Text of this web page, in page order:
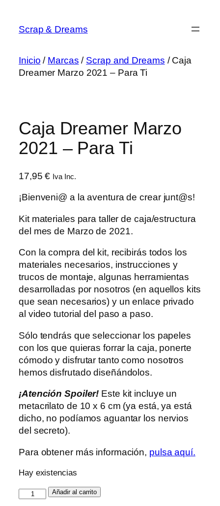
contenido
Scrap & Dreams
Inicio / Marcas / Scrap and Dreams / Caja
Dreamer Marzo 2021 – Para Ti
Caja Dreamer Marzo
2021 – Para Ti
17,95€ Iva Inc.
¡Bienveni@ a la aventura de crear junt@s!
Kit materiales para taller de caja/estructura
del mes de Marzo de 2021.
Con la compra del kit, recibirás todos los
materiales necesarios, instrucciones y
trucos de montaje, algunas herramientas
desarrolladas por nosotros (en aquellos kits
que sean necesarios) y un enlace privado
al video tutorial del paso a paso.
Sólo tendrás que seleccionar los papeles
con los que quieras forrar la caja, ponerte
cómodo y disfrutar tanto como nosotros
hemos disfrutado diseñándolos.
¡Atención Spoiler! Este kit incluye un
metacrilato de 10 x 6 cm (ya está, ya está
dicho, no podíamos aguantar los nervios
del secreto).
Para obtener más información, pulsa aquí.
Hay existencias
Caja
Añadir al carrito